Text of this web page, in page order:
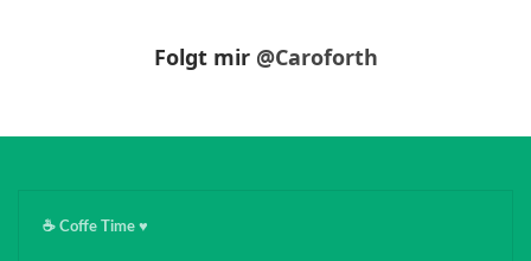
Folgt mir @Caroforth
☕️ Coffe Time ♥️